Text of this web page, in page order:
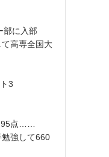
部に入部
高専全国大
3
点……
強して660